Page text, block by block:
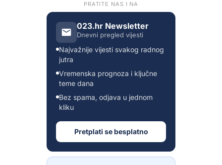
PRATITE NAS I NA
023.hr Newsletter
Dnevni pregled vijesti
Najvažnije vijesti svakog radnog
jutra
Vremenska prognoza i ključne
teme dana
Bez spama, odjava u jednom
kliku
Pretplati se besplatno